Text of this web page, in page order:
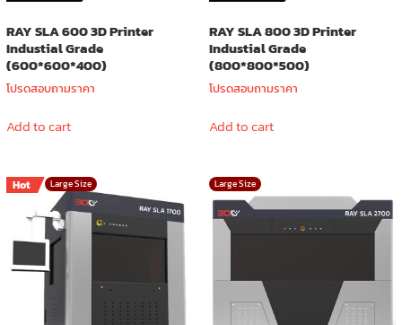
RAY SLA 600 3D Printer
Industial Grade
(600*600*400)
โปรดสอบถามราคา
Add to cart
RAY SLA 800 3D Printer
Industial Grade
(800*800*500)
โปรดสอบถามราคา
Add to cart
Hot Large Size Large Size